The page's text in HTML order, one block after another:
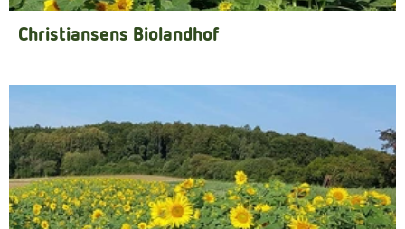
Über uns
Service
Christiansens Biolandhof